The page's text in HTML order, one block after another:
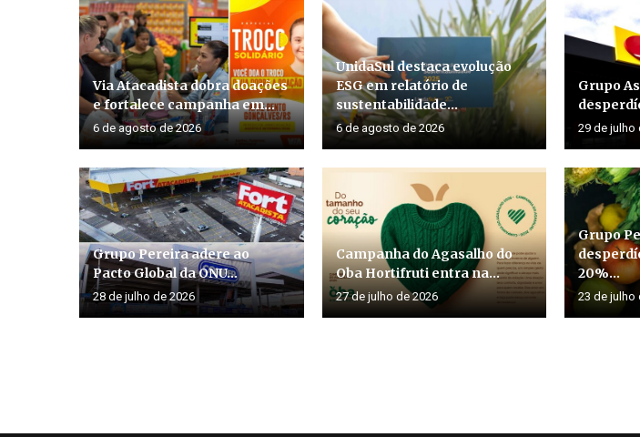
Via Atacadista dobra doações
e fortalece campanha em...
6 de agosto de 2026
UnidaSul destaca evolução
ESG em relatório de
sustentabilidade...
6 de agosto de 2026
Grupo
29 de julho
Grupo Pereira adere ao
Pacto Global da ONU...
28 de julho de 2026
Campanha do Agasalho do
Oba Hortifruti entra na...
27 de julho de 2026
Grupo
20%...
23 de julho